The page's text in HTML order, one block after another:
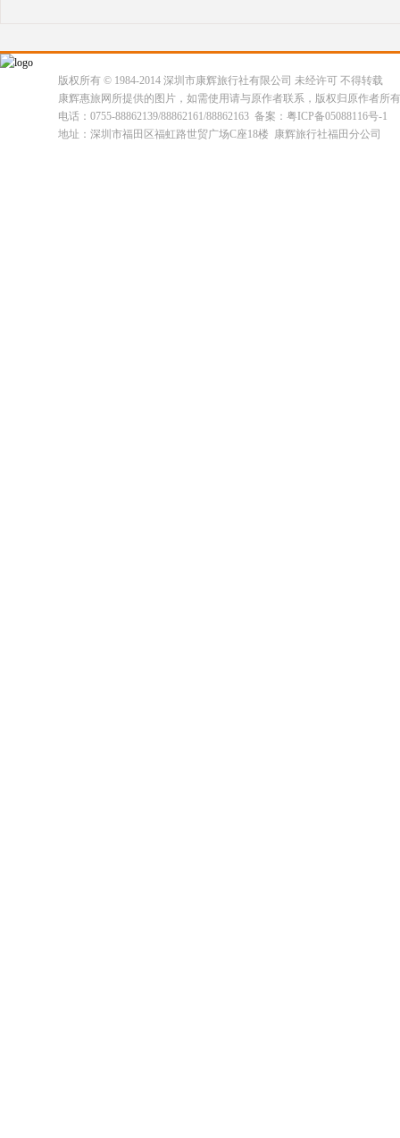
版权所有 © 1984-2014 深圳市康辉旅行社有限公司 未经许可 不得转载
康辉惠旅网所提供的图片，如需使用请与原作者联系，版权归原作者所
电话：0755-88862139/88862161/88862163 备案：粤ICP备05088116号-1
地址：深圳市福田区福虹路世贸广场C座18楼 康辉旅行社福田分公司